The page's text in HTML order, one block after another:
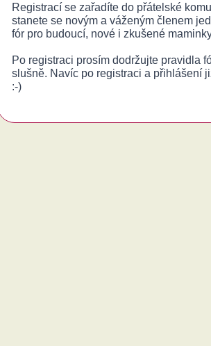
Registrací se zařadíte do přátelské
stanete se novým a váženým členem
fór pro budoucí, nové i zkušené
Po registraci prosím dodržujte pravidla
slušně. Navíc po registraci a přihlášení
:-)